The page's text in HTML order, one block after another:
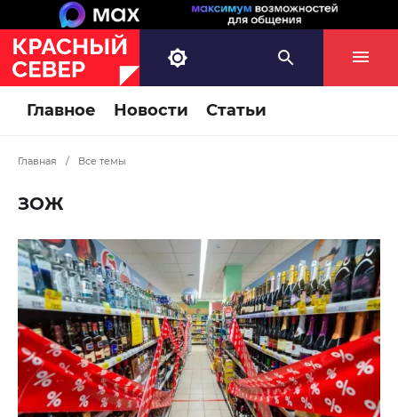
Главное Новости Статьи
Главная / Все темы
ЗОЖ